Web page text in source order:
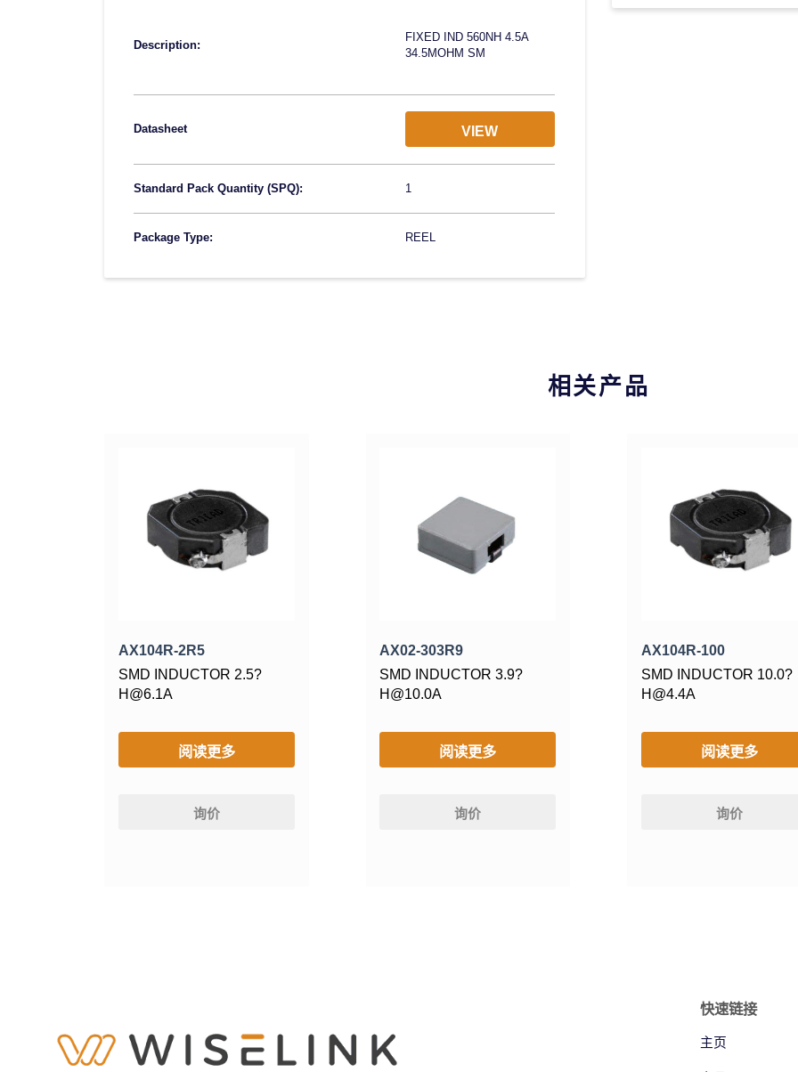
Description:
FIXED IND 560NH 4.5A
34.5MOHM SM
Datasheet VIEW
Standard Pack Quantity (SPQ): 1
Package Type: REEL
相关产品
AX104R-2R5
SMD INDUCTOR 2.5?
H@6.1A
阅读更多
询价
AX02-303R9
SMD INDUCTOR 3.9?
H@10.0A
阅读更多
询价
AX104R-100
SMD INDUCTOR 10.0?
H@4.4A
阅读更多
询价
快速链接
主页